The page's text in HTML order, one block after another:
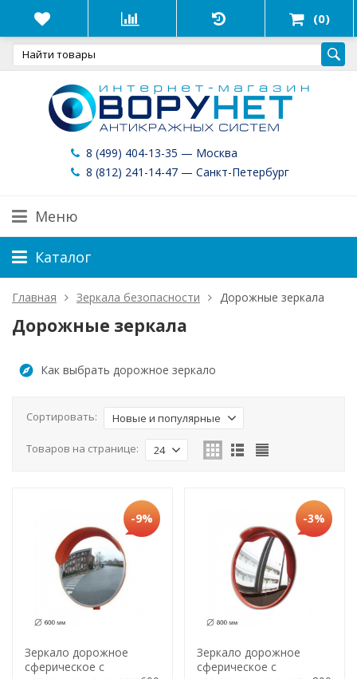
(0)
8 (499) 404-13-35 — Москва
8 (812) 241-14-47 — Санкт-Петербург
Меню
Каталог
Главная Зеркала безопасности Дорожные зеркала
Дорожные зеркала
Как выбрать дорожное зеркало
Сортировать: Новые и популярные
Товаров на странице: 24
-9%
Зеркало дорожное
сферическое с
-3%
Зеркало дорожное
сферическое с